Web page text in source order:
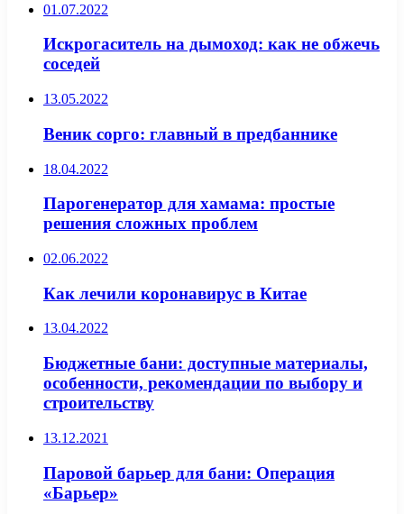
01.07.2022
Искрогаситель на дымоход: как не обжечь
соседей
13.05.2022
Веник сорго: главный в предбаннике
18.04.2022
Парогенератор для хамама: простые
решения сложных проблем
02.06.2022
Как лечили коронавирус в Китае
13.04.2022
Бюджетные бани: доступные материалы,
особенности, рекомендации по выбору и
строительству
13.12.2021
Паровой барьер для бани: Операция
«Барьер»